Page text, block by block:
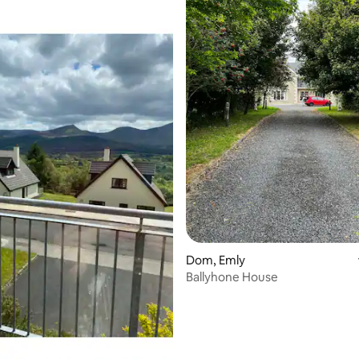
utisaka: 77
Dom, Emly
Ballyhone House